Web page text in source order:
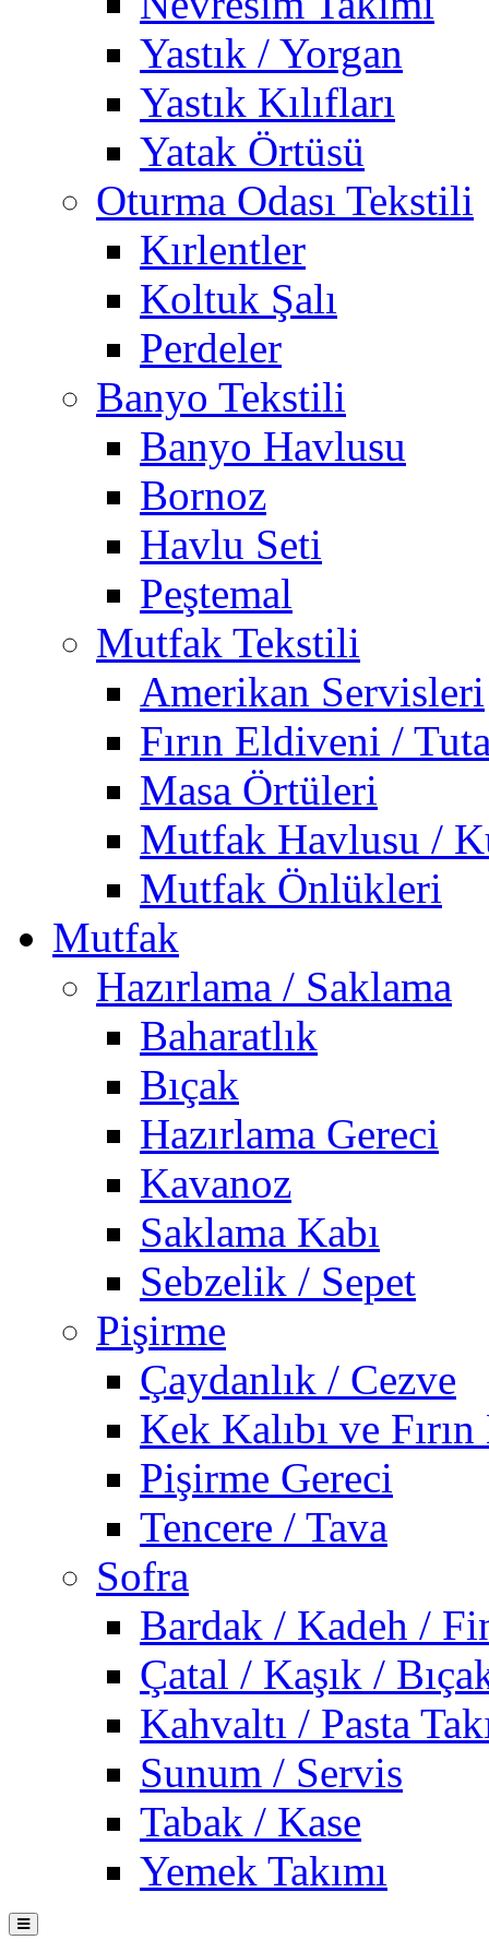
Yastık / Yorgan
Yastık Kılıfları
Yatak Örtüsü
Oturma Odası Tekstili
Kırlentler
Koltuk Şalı
Perdeler
Banyo Tekstili
Banyo Havlusu
Bornoz
Havlu Seti
Peştemal
Mutfak Tekstili
Amerikan Servisleri
Fırın Eldiveni /
Masa Örtüleri
Mutfak Havlusu /
Mutfak Önlükleri
Mutfak
Hazırlama / Saklama
Baharatlık
Bıçak
Hazırlama Gereci
Kavanoz
Saklama Kabı
Sebzelik / Sepet
Pişirme
Çaydanlık / Cezve
Kek Kalıbı ve Fırın
Pişirme Gereci
Tencere / Tava
Sofra
Bardak / Kadeh /
Çatal / Kaşık /
Kahvaltı / Pasta
Sunum / Servis
Tabak / Kase
Yemek Takımı